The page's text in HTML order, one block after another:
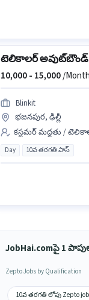
టెలికాలర్ అవుట్‌బౌండ్
10,000 - 15,000/Month
Blinkit
భజనపుర, ఢిల్లీ
కస్టమర్ మద్దతు /
Day 10వ తరగతి పాస్
JobHai.comపై 1
Zepto Jobs by Qualification
10వ తరగతి లోపు Zepto